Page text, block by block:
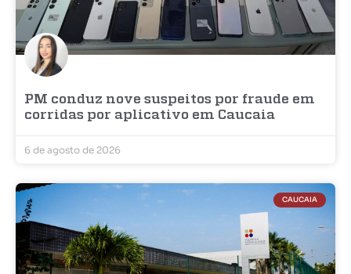
PM conduz nove suspeitos por fraude em
corridas por aplicativo em Caucaia
6 de agosto de 2026
CAUCAIA